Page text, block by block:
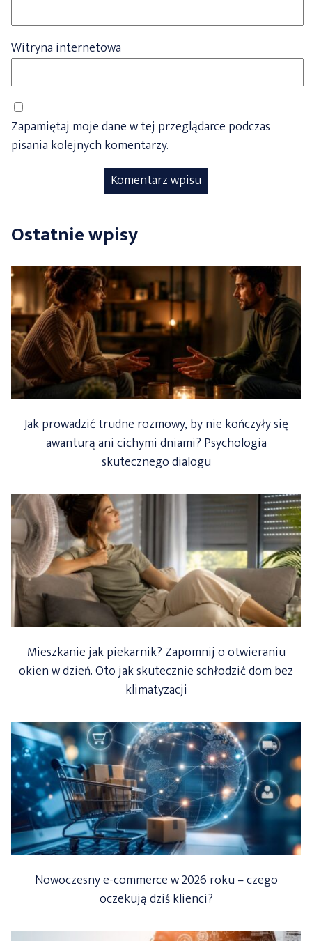
Witryna internetowa
Zapamiętaj moje dane w tej przeglądarce podczas
pisania kolejnych komentarzy.
Ostatnie wpisy
Jak prowadzić trudne rozmowy, by nie kończyły się
awanturą ani cichymi dniami? Psychologia
skutecznego dialogu
Mieszkanie jak piekarnik? Zapomnij o otwieraniu
okien w dzień. Oto jak skutecznie schłodzić dom bez
klimatyzacji
Nowoczesny e-commerce w 2026 roku – czego
oczekują dziś klienci?